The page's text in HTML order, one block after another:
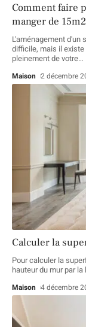
Comment faire
manger de
L'aménagement d'un
difficile, mais il
pleinement de votre…
Maison 2 décembre
Calculer la
Pour calculer la
hauteur du mur par
Maison 4 décembre